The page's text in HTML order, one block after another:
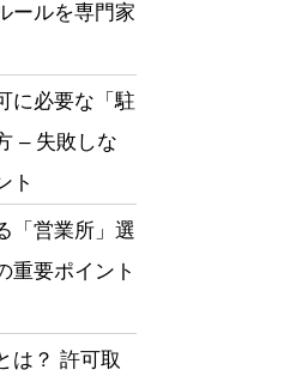
ールを専門家
に必要な「駐
– 失敗しな
ト
「営業所」選
重要ポイント
は？ 許可取